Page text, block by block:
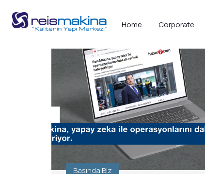
Home Corporate
Basında Biz